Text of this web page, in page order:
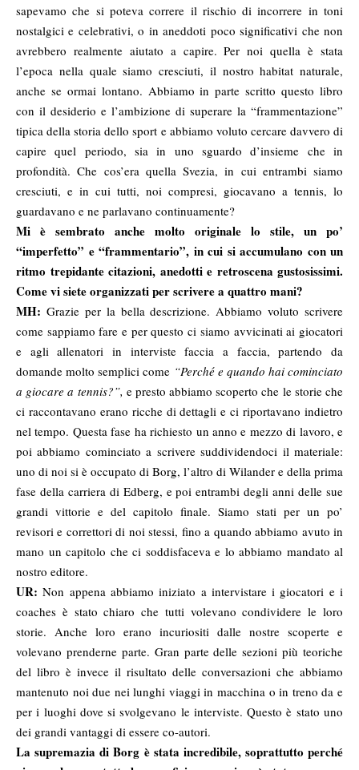
sapevamo che si poteva correre il rischio di incorrere in toni
nostalgici e celebrativi, o in aneddoti poco significativi che non
avrebbero realmente aiutato a capire. Per noi quella è stata
l’epoca nella quale siamo cresciuti, il nostro habitat naturale,
anche se ormai lontano. Abbiamo in parte scritto questo libro
con il desiderio e l’ambizione di superare la “frammentazione”
tipica della storia dello sport e abbiamo voluto cercare davvero di
capire quel periodo, sia in uno sguardo d’insieme che in
profondità. Che cos’era quella Svezia, in cui entrambi siamo
cresciuti, e in cui tutti, noi compresi, giocavano a tennis, lo
guardavano e ne parlavano continuamente?
Mi è sembrato anche molto originale lo stile, un po’
“imperfetto” e “frammentario”, in cui si accumulano con un
ritmo trepidante citazioni, anedotti e retroscena gustosissimi.
Come vi siete organizzati per scrivere a quattro mani?
MH: Grazie per la bella descrizione. Abbiamo voluto scrivere
come sappiamo fare e per questo ci siamo avvicinati ai giocatori
e agli allenatori in interviste faccia a faccia, partendo da
domande molto semplici come “Perché e quando hai cominciato
a giocare a tennis?”, e presto abbiamo scoperto che le storie che
ci raccontavano erano ricche di dettagli e ci riportavano indietro
nel tempo. Questa fase ha richiesto un anno e mezzo di lavoro, e
poi abbiamo cominciato a scrivere suddividendoci il materiale:
uno di noi si è occupato di Borg, l’altro di Wilander e della prima
fase della carriera di Edberg, e poi entrambi degli anni delle sue
grandi vittorie e del capitolo finale. Siamo stati per un po’
revisori e correttori di noi stessi, fino a quando abbiamo avuto in
mano un capitolo che ci soddisfaceva e lo abbiamo mandato al
nostro editore.
UR: Non appena abbiamo iniziato a intervistare i giocatori e i
coaches è stato chiaro che tutti volevano condividere le loro
storie. Anche loro erano incuriositi dalle nostre scoperte e
volevano prenderne parte. Gran parte delle sezioni più teoriche
del libro è invece il risultato delle conversazioni che abbiamo
mantenuto noi due nei lunghi viaggi in macchina o in treno da e
per i luoghi dove si svolgevano le interviste. Questo è stato uno
dei grandi vantaggi di essere co-autori.
La supremazia di Borg è stata incredibile, soprattutto perché